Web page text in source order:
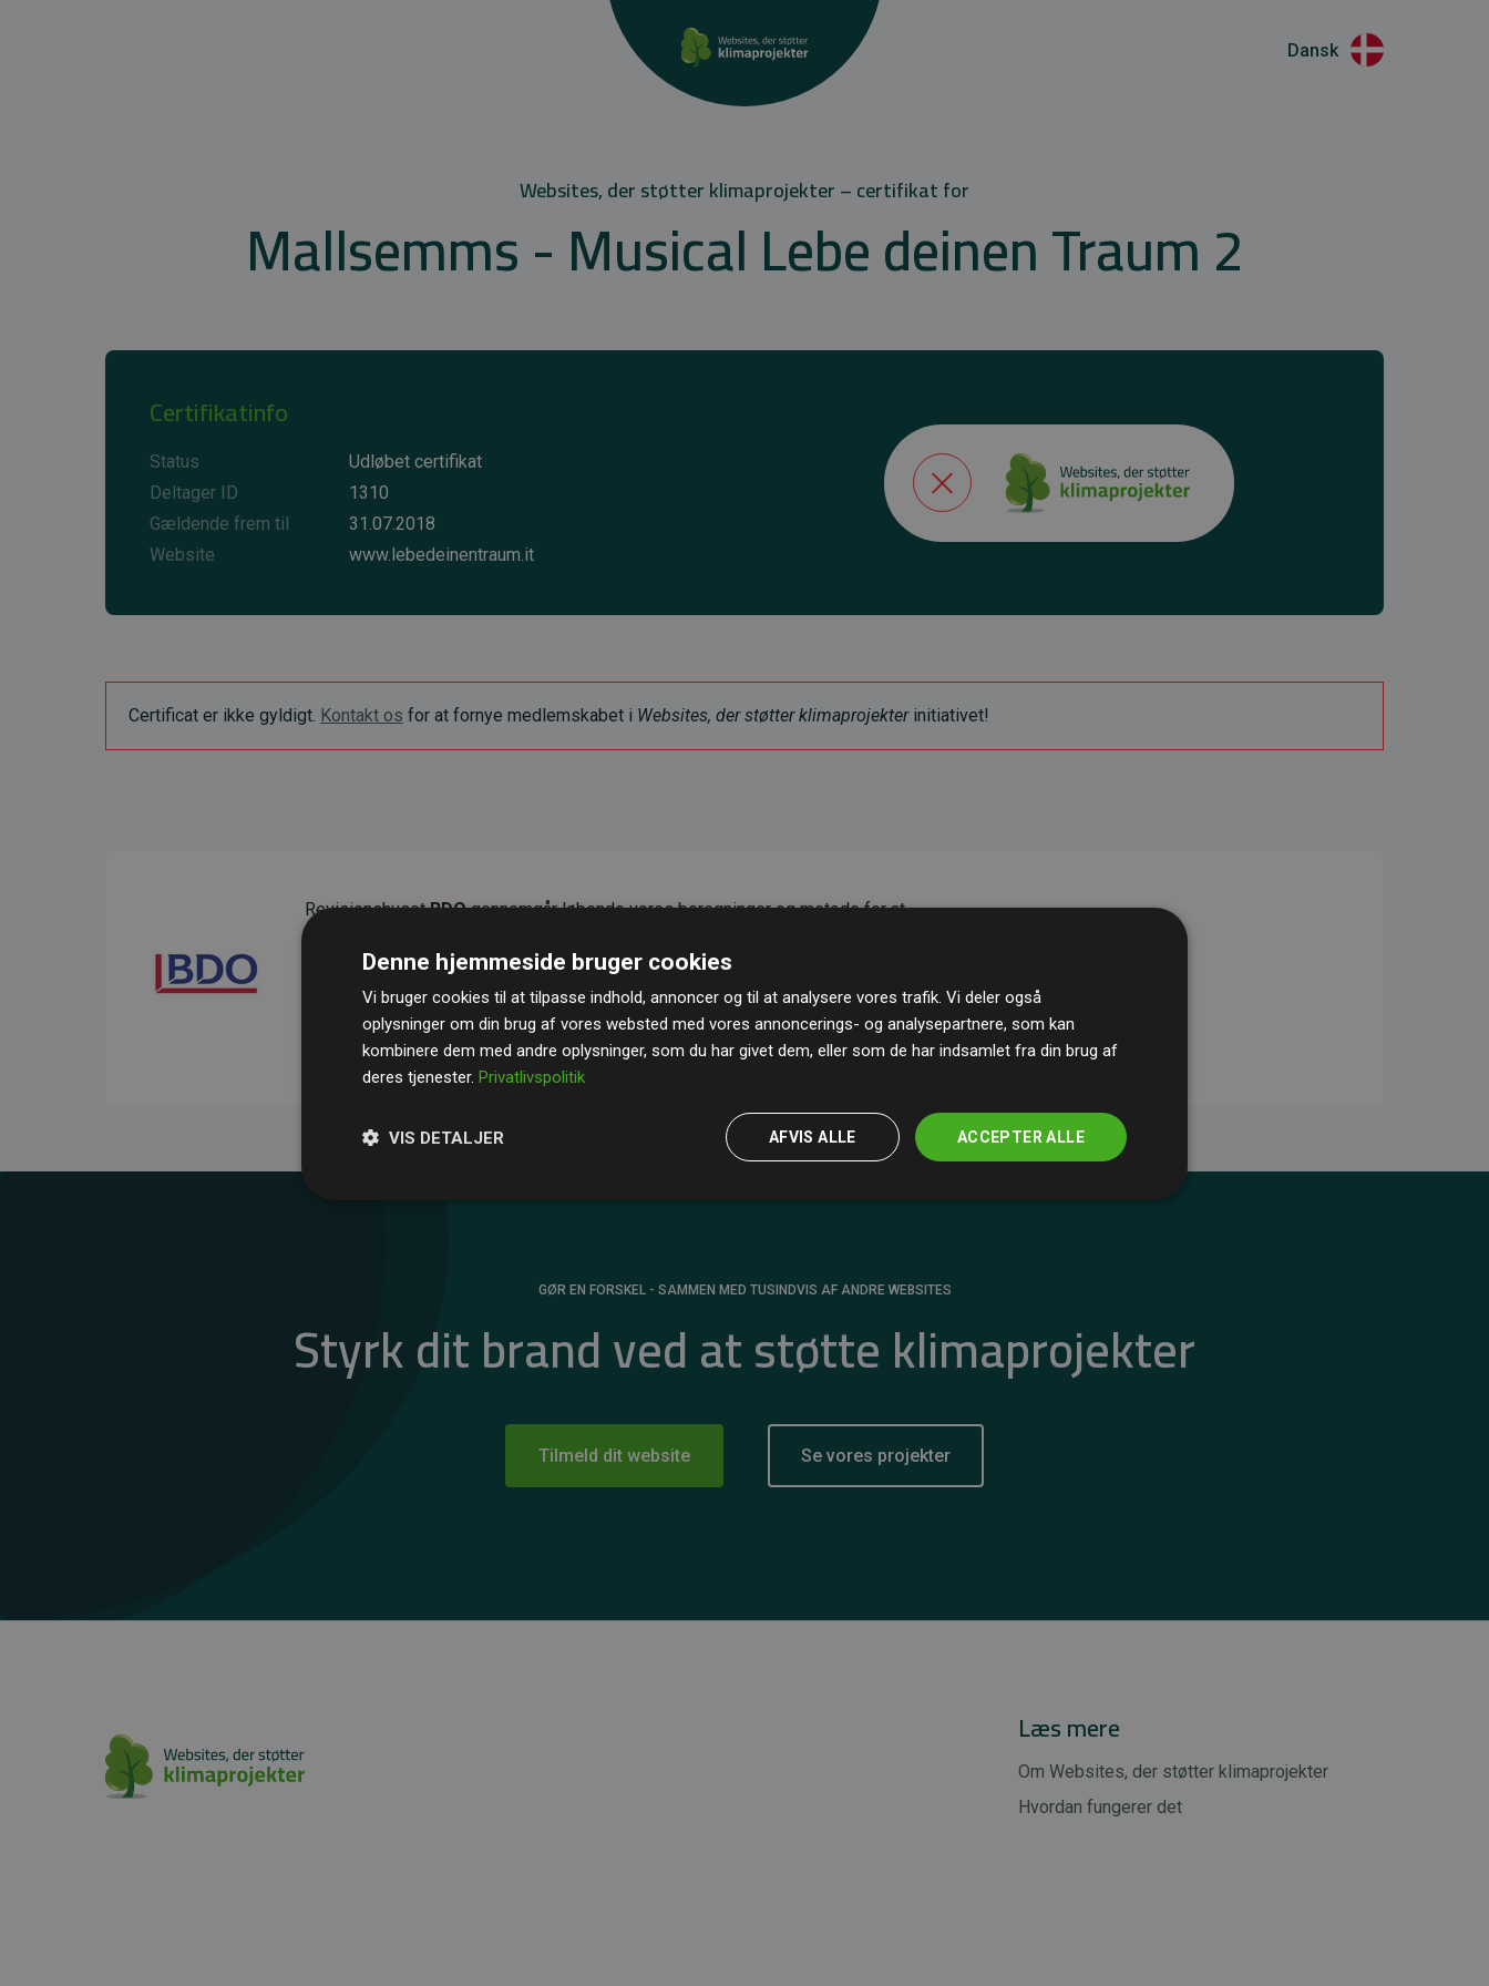
Dansk
Websites, der støtter klimaprojekter – certifikat for
Mallsemms - Musical Lebe deinen Traum 2
Certifikatinfo
Status
Udløbet certifikat
Deltager ID
1310
Gældende frem til
31.07.2018
Website
www.lebedeinentraum.it
Certificat er ikke gyldigt. Kontakt os for at fornye medlemskabet i Websites, der støtter klimaprojekterinitiativet!
RevisionshusetBDOgennemgår løbende vores beregninger og metode for at
gennemsnit kompenserer for
200% af medlemmernes websites estimerede
CO₂-udledninger .
GØR EN FORSKEL - SAMMEN MED TUSINDVIS AF ANDRE WEBSITES
Styrk dit brand ved at støtte klimaprojekter
Tilmeld dit website Se vores projekter
Læs mere
Om Websites, der støtter klimaprojekter
Hvordan fungerer det
Denne hjemmeside bruger cookies
Vi bruger cookies til at tilpasse indhold, annoncer og til at analysere vores trafik. Vi deler også
oplysninger om din brug af vores websted med vores annoncerings- og analysepartnere, som kan
kombinere dem med andre oplysninger, som du har givet dem, eller som de har indsamlet fra din brug af
deres tjenester. Privatlivspolitik
ACCEPTER ALLE
AFVIS ALLE
VIS DETALJER